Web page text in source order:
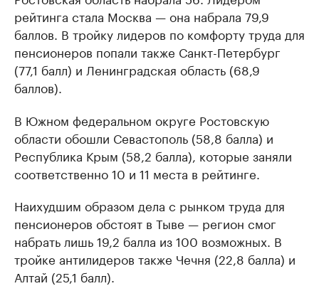
рейтинга стала Москва — она набрала 79,9
баллов. В тройку лидеров по комфорту труда для
пенсионеров попали также Санкт-Петербург
(77,1 балл) и Ленинградская область (68,9
баллов).
В Южном федеральном округе Ростовскую
области обошли Севастополь (58,8 балла) и
Республика Крым (58,2 балла), которые заняли
соответственно 10 и 11 места в рейтинге.
Наихудшим образом дела с рынком труда для
пенсионеров обстоят в Тыве — регион смог
набрать лишь 19,2 балла из 100 возможных. В
тройке антилидеров также Чечня (22,8 балла) и
Алтай (25,1 балл).